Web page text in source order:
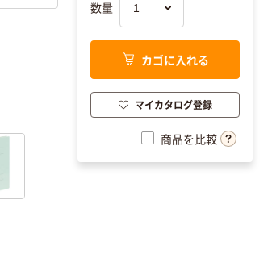
数量
カゴに入れる
マイカタログ登録
商品を比較